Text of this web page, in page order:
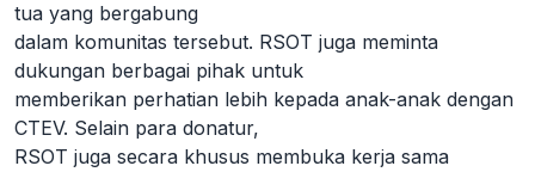
tua yang bergabung
dalam komunitas tersebut. RSOT juga meminta
dukungan berbagai pihak untuk
memberikan perhatian lebih kepada anak-anak dengan
CTEV. Selain para donatur,
RSOT juga secara khusus membuka kerja sama